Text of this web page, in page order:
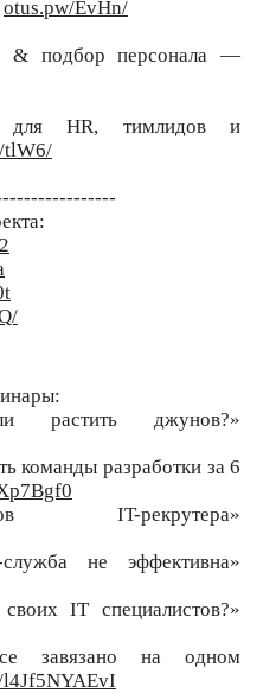
otus.pw/EvHn/
& подбор персонала —
для HR, тимлидов и
tlW6/
растить джунов?»
команды разработки за 6
IT-рекрутера»
не эффективна»
IT специалистов?»
завязано на одном